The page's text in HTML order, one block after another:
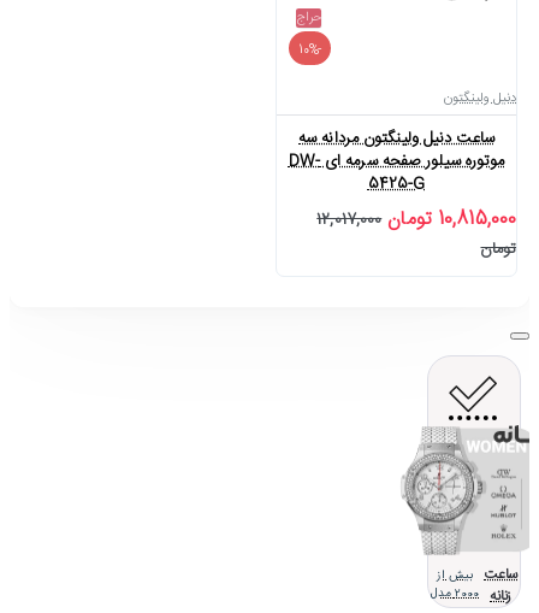
حراج
-10%
دنیل ولینگتون
ساعت دنیل ولینگتون مردانه سه
موتوره سیلور صفحه سرمه ای DW-
5425-G
10,815,000 تومان
12,017,000
تومان
ساعت
زنانه
بیش از
2000 مدل